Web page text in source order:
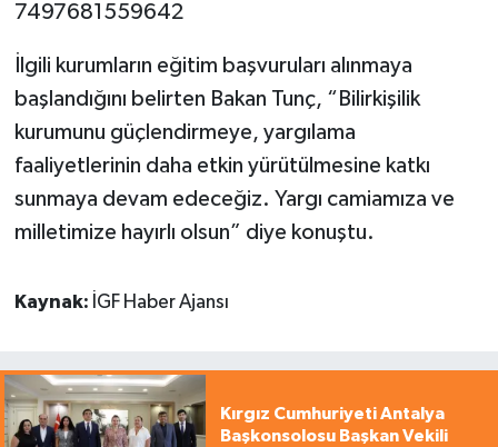
7497681559642
İlgili kurumların eğitim başvuruları alınmaya
başlandığını belirten Bakan Tunç, “Bilirkişilik
kurumunu güçlendirmeye, yargılama
faaliyetlerinin daha etkin yürütülmesine katkı
sunmaya devam edeceğiz. Yargı camiamıza ve
milletimize hayırlı olsun” diye konuştu.
Kaynak: İGF Haber Ajansı
Kırgız Cumhuriyeti Antalya
Başkonsolosu Başkan Vekili